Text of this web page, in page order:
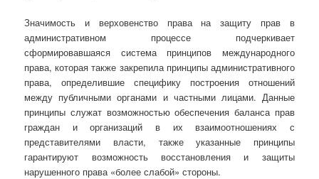
Значимость и верховенство права на защиту прав в
административном процессе подчеркивает
сформировавшаяся система принципов международного
права, которая также закрепила принципы административного
права, определившие специфику построения отношений
между публичными органами и частными лицами. Данные
принципы служат возможностью обеспечения баланса прав
граждан и организаций в их взаимоотношениях с
представителями власти, также указанные принципы
гарантируют возможность восстановления и защиты
нарушенного права «более слабой» стороны.